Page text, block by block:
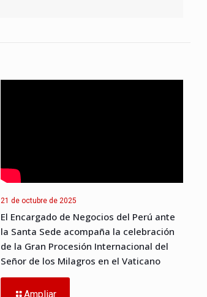
21 de octubre de 2025
El Encargado de Negocios del Perú ante
la Santa Sede acompaña la celebración
de la Gran Procesión Internacional del
Señor de los Milagros en el Vaticano
Ampliar